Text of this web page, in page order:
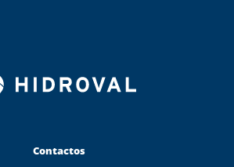
Contactos